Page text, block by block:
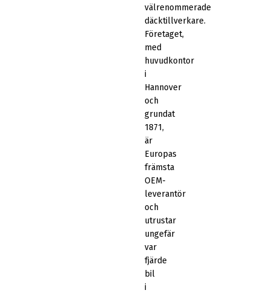
välrenommerade
däcktillverkare.
Företaget,
med
huvudkontor
i
Hannover
och
grundat
1871,
är
Europas
främsta
OEM-
leverantör
och
utrustar
ungefär
var
fjärde
bil
i